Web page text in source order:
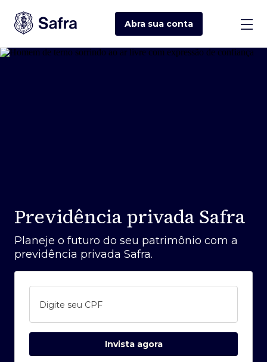
Abra sua conta
Previdência privada Safra
Planeje o futuro do seu patrimônio com a
previdência privada Safra.
Digite seu CPF
Invista agora